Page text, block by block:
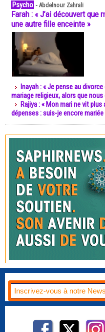
Psycho -Abdelnour Zahrali
Farah : « J’ai découvert que
une autre fille enceinte »
Inayah : « Je pense au
mariage religieux, alors que
Rajiya : « Mon mari ne vit
dépenses : suis-je encore mariée